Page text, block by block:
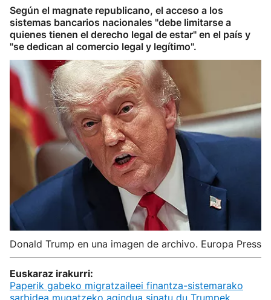
Según el magnate republicano, el acceso a los
sistemas bancarios nacionales "debe limitarse a
quienes tienen el derecho legal de estar" en el país y
"se dedican al comercio legal y legítimo".
Donald Trump en una imagen de archivo. Europa Press
Euskaraz irakurri:
Paperik gabeko migratzaileei finantza-sistemarako
sarbidea mugatzeko agindua sinatu du Trumpek